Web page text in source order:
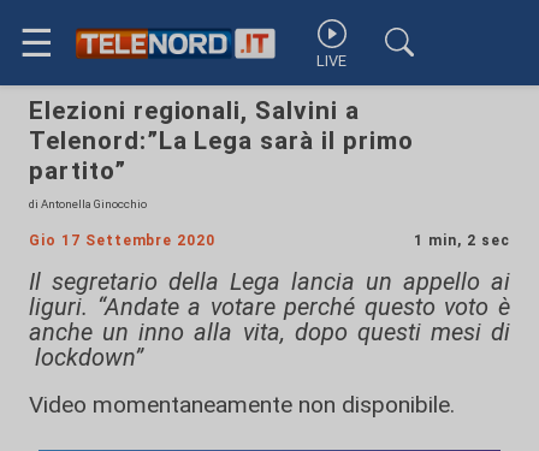
☰ LIVE
Elezioni regionali, Salvini a
Telenord:”La Lega sarà il primo
partito”
di Antonella Ginocchio
Gio 17 Settembre 2020 1 min, 2 sec
Il segretario della Lega lancia un appello ai
liguri. “Andate a votare perché questo voto è
anche un inno alla vita, dopo questi mesi di
lockdown”
Video momentaneamente non disponibile.